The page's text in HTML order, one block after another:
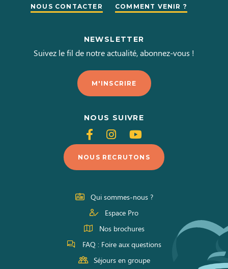
NOUS CONTACTER COMMENT VENIR ?
NEWSLETTER
Suivez le fil de notre actualité, abonnez-vous !
M'INSCRIRE
NOUS SUIVRE
Suivez-
nous
sur
Facebook
Suivez-
nous
sur
Instagram
Suivez-
nous
sur
Youtube
NOUS RECRUTONS
Qui sommes-nous ?
Espace Pro
Nos brochures
FAQ : Foire aux questions
Séjours en groupe